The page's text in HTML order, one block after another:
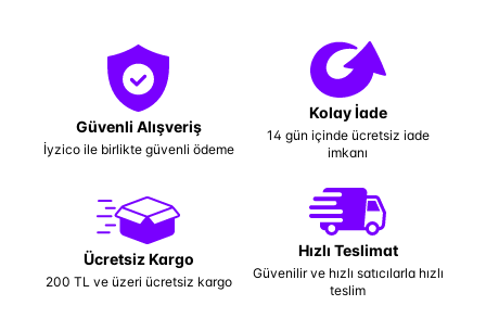
Güvenli Alışveriş
İyzico ile birlikte güvenli ödeme
Kolay İade
14 gün içinde ücretsiz iade
imkanı
Ücretsiz Kargo
200 TL ve üzeri ücretsiz kargo
Hızlı Teslimat
Güvenilir ve hızlı satıcılarla hızlı
teslim